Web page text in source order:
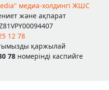
медиа-холдингі ЖШС
және ақпарат
12 78
қаржылай
78 номерінді каспийге